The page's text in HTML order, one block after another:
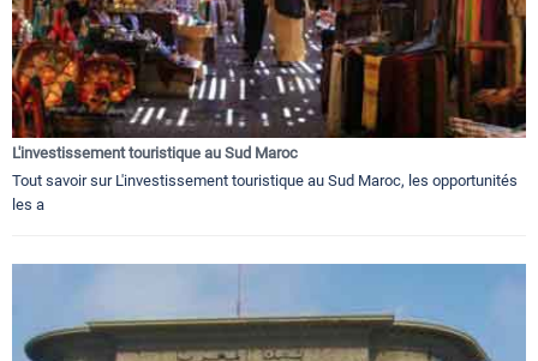
L'investissement touristique au Sud Maroc
Tout savoir sur L'investissement touristique au Sud Maroc, les opportunités
les a